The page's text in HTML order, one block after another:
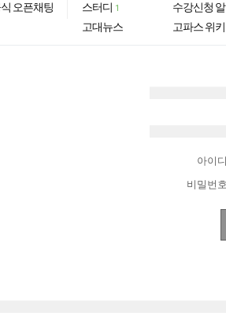
오픈채팅
스터디 1
고대뉴스
수강신청
고파스 위키
아이
비밀번